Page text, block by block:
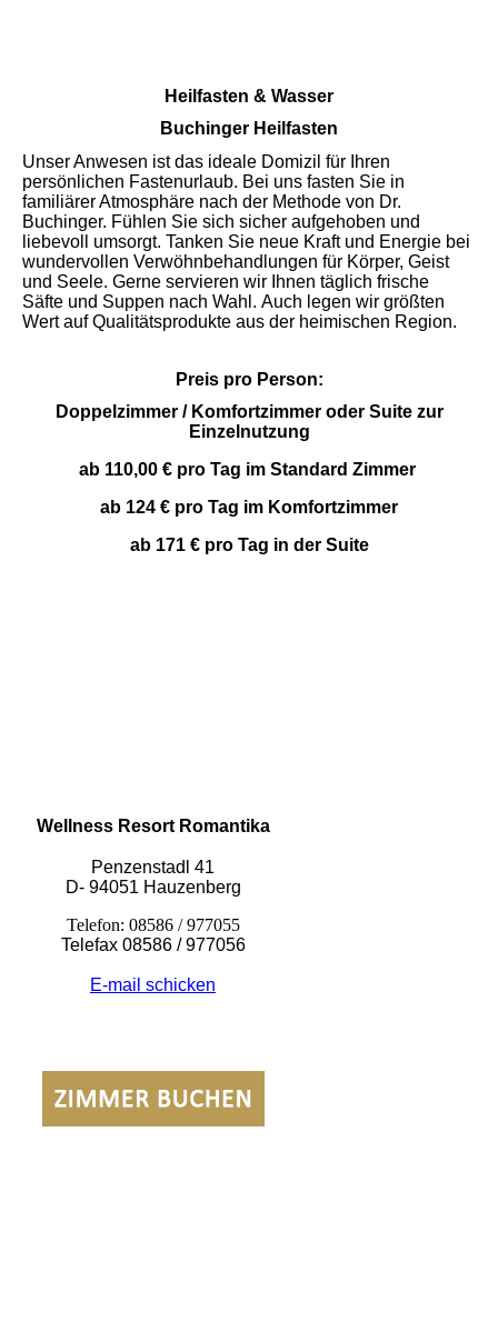
Heilfasten & Wasser
Buchinger Heilfasten
Unser Anwesen ist das ideale Domizil für Ihren
persönlichen Fastenurlaub. Bei uns fasten Sie in
familiärer Atmosphäre nach der Methode von Dr.
Buchinger. Fühlen Sie sich sicher aufgehoben und
liebevoll umsorgt. Tanken Sie neue Kraft und Energie bei
wundervollen Verwöhnbehandlungen für Körper, Geist
und Seele. Gerne servieren wir Ihnen täglich frische
Säfte und Suppen nach Wahl. Auch legen wir größten
Wert auf Qualitätsprodukte aus der heimischen Region.
Preis pro Person:
Doppelzimmer / Komfortzimmer oder Suite zur
Einzelnutzung
ab 110,00 € pro Tag im Standard Zimmer
ab 124 € pro Tag im Komfortzimmer
ab 171 € pro Tag in der Suite
Wellness Resort Romantika
Penzenstadl 41
D- 94051 Hauzenberg
Telefon: 08586 / 977055
Telefax 08586 / 977056
E-mail schicken